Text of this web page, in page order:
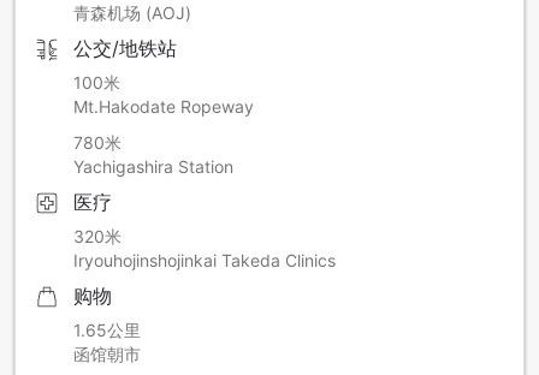
青森机场 (AOJ)
公交/地铁站
100米
Mt.Hakodate Ropeway
780米
Yachigashira Station
医疗
320米
Iryouhojinshojinkai Takeda Clinics
购物
1.65公里
函馆朝市